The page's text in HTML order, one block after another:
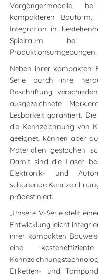
Vorgängermodelle,
kompakteren
Integration in
Spielraum bei
Produktionsumgebungen.
Neben ihrer kompakten
Serie durch ihre
Beschriftung
ausgezeichnete
Lesbarkeit garantiert.
die Kennzeichnung von
geeignet, können aber
Materialien gestochen
Damit sind die Laser
Elektronik- und
schonende
prädestiniert.
„Unsere V-Serie stellt
Entwicklung leicht
ihrer kompakten
eine
Etiketten- und